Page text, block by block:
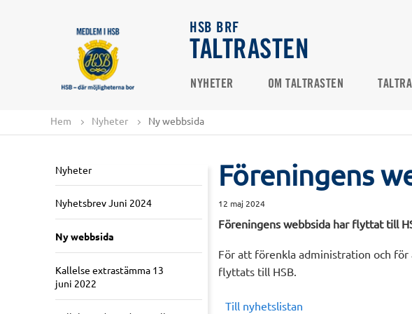
HSB BRF
TALTRASTEN
NYHETER OM TALTRASTEN
Hem Nyheter Ny webbsida
Nyheter
Nyhetsbrev Juni 2024
Ny webbsida
Kallelse extrastämma 13
juni 2022
Föreningens
12 maj 2024
Föreningens webbsida har flyttat till
För att förenkla administration och
flyttats till HSB.
Till nyhetslistan